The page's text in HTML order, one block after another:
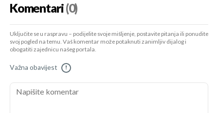
Komentari(0)
Uključite se u raspravu – podijelite svoje mišljenje, postavite pitanja ili ponudite
svoj pogled na temu. Vaš komentar može potaknuti zanimljiv dijalog i
obogatiti zajednicu našeg portala.
Važna obavijest !